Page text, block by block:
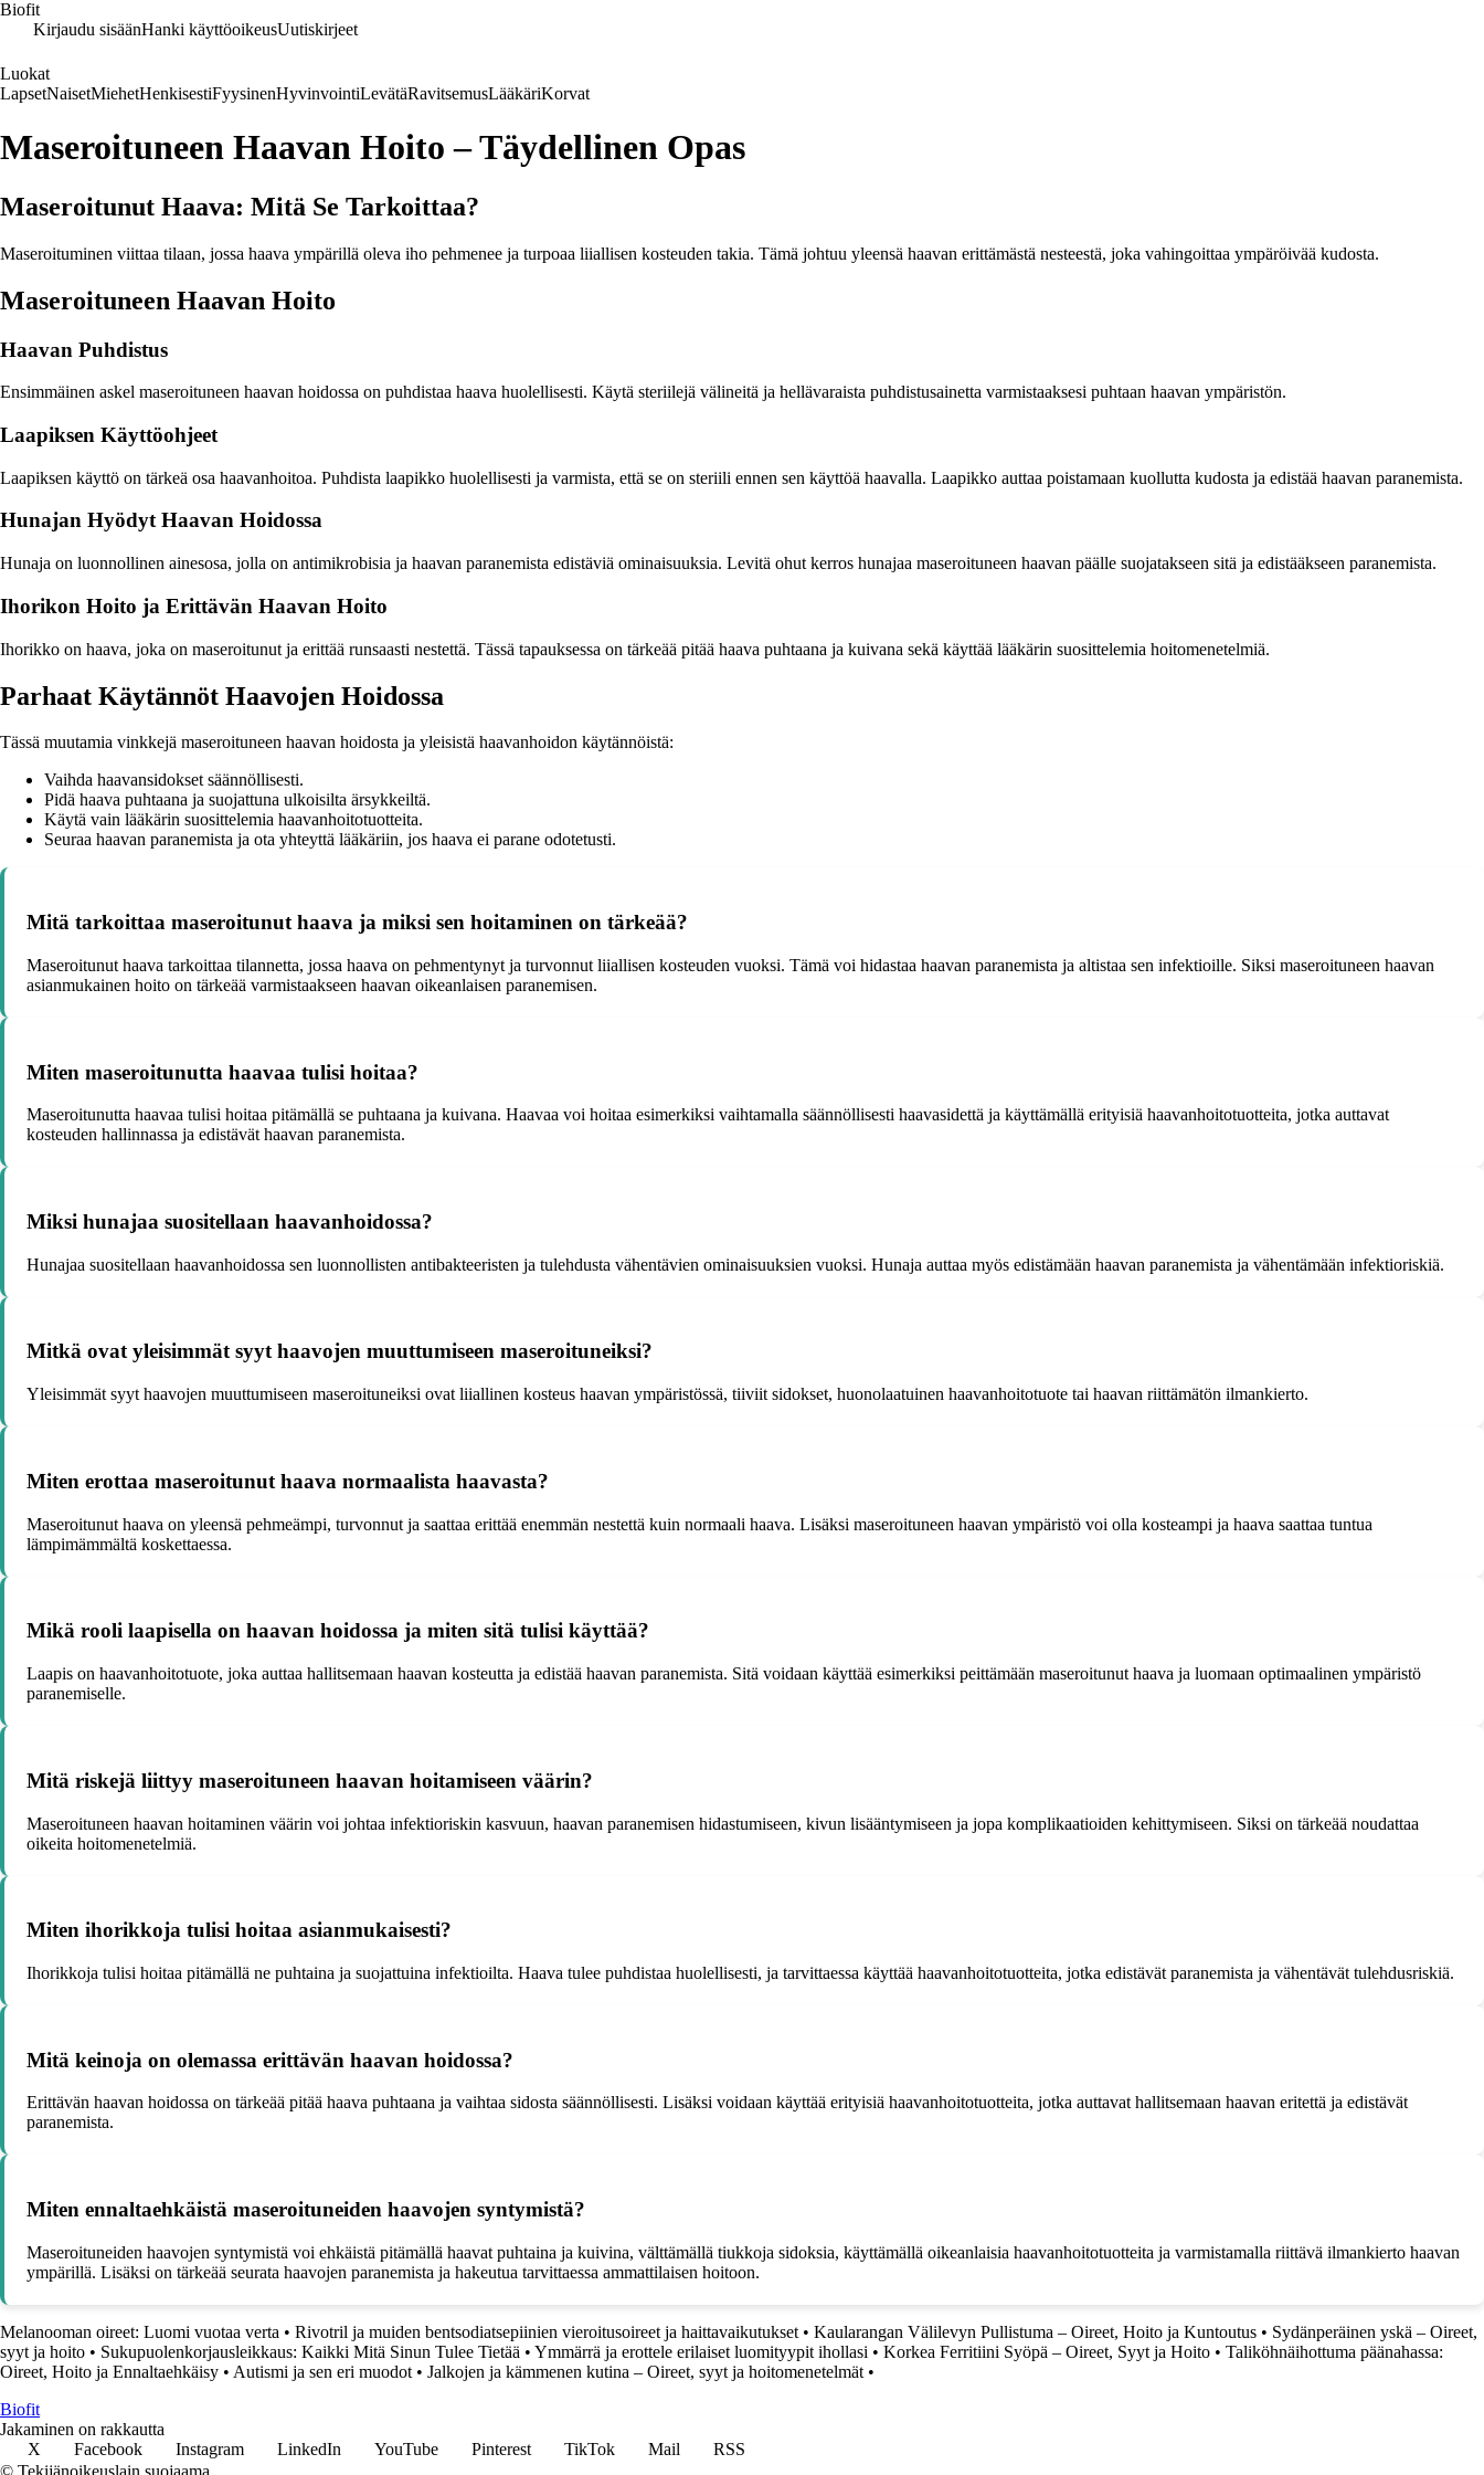
Biofit
Kirjaudu sisäänHanki käyttöoikeusUutiskirjeet
Luokat
LapsetNaisetMiehetHenkisestiFyysinenHyvinvointiLevätäRavitsemusLääkäriKorvat
Maseroituneen Haavan Hoito – Täydellinen Opas
Maseroitunut Haava: Mitä Se Tarkoittaa?
Maseroituminen viittaa tilaan, jossa haava ympärillä oleva iho pehmenee ja turpoaa liiallisen kosteuden takia. Tämä johtuu yleensä haavan erittämästä nesteestä, joka vahingoittaa ympäröivää kudosta.
Maseroituneen Haavan Hoito
Haavan Puhdistus
Ensimmäinen askel maseroituneen haavan hoidossa on puhdistaa haava huolellisesti. Käytä steriilejä välineitä ja hellävaraista puhdistusainetta varmistaaksesi puhtaan haavan ympäristön.
Laapiksen Käyttöohjeet
Laapiksen käyttö on tärkeä osa haavanhoitoa. Puhdista laapikko huolellisesti ja varmista, että se on steriili ennen sen käyttöä haavalla. Laapikko auttaa poistamaan kuollutta kudosta ja edistää haavan paranemista.
Hunajan Hyödyt Haavan Hoidossa
Hunaja on luonnollinen ainesosa, jolla on antimikrobisia ja haavan paranemista edistäviä ominaisuuksia. Levitä ohut kerros hunajaa maseroituneen haavan päälle suojatakseen sitä ja edistääkseen paranemista.
Ihorikon Hoito ja Erittävän Haavan Hoito
Ihorikko on haava, joka on maseroitunut ja erittää runsaasti nestettä. Tässä tapauksessa on tärkeää pitää haava puhtaana ja kuivana sekä käyttää lääkärin suosittelemia hoitomenetelmiä.
Parhaat Käytännöt Haavojen Hoidossa
Tässä muutamia vinkkejä maseroituneen haavan hoidosta ja yleisistä haavanhoidon käytännöistä:
Vaihda haavansidokset säännöllisesti.
Pidä haava puhtaana ja suojattuna ulkoisilta ärsykkeiltä.
Käytä vain lääkärin suosittelemia haavanhoitotuotteita.
Seuraa haavan paranemista ja ota yhteyttä lääkäriin, jos haava ei parane odotetusti.
Mitä tarkoittaa maseroitunut haava ja miksi sen hoitaminen on tärkeää?
Maseroitunut haava tarkoittaa tilannetta, jossa haava on pehmentynyt ja turvonnut liiallisen kosteuden vuoksi. Tämä voi hidastaa haavan paranemista ja altistaa sen infektioille. Siksi maseroituneen haavan
asianmukainen hoito on tärkeää varmistaakseen haavan oikeanlaisen paranemisen.
Miten maseroitunutta haavaa tulisi hoitaa?
Maseroitunutta haavaa tulisi hoitaa pitämällä se puhtaana ja kuivana. Haavaa voi hoitaa esimerkiksi vaihtamalla säännöllisesti haavasidettä ja käyttämällä erityisiä haavanhoitotuotteita, jotka auttavat
kosteuden hallinnassa ja edistävät haavan paranemista.
Miksi hunajaa suositellaan haavanhoidossa?
Hunajaa suositellaan haavanhoidossa sen luonnollisten antibakteeristen ja tulehdusta vähentävien ominaisuuksien vuoksi. Hunaja auttaa myös edistämään haavan paranemista ja vähentämään infektioriskiä.
Mitkä ovat yleisimmät syyt haavojen muuttumiseen maseroituneiksi?
Yleisimmät syyt haavojen muuttumiseen maseroituneiksi ovat liiallinen kosteus haavan ympäristössä, tiiviit sidokset, huonolaatuinen haavanhoitotuote tai haavan riittämätön ilmankierto.
Miten erottaa maseroitunut haava normaalista haavasta?
Maseroitunut haava on yleensä pehmeämpi, turvonnut ja saattaa erittää enemmän nestettä kuin normaali haava. Lisäksi maseroituneen haavan ympäristö voi olla kosteampi ja haava saattaa tuntua
lämpimämmältä koskettaessa.
Mikä rooli laapisella on haavan hoidossa ja miten sitä tulisi käyttää?
Laapis on haavanhoitotuote, joka auttaa hallitsemaan haavan kosteutta ja edistää haavan paranemista. Sitä voidaan käyttää esimerkiksi peittämään maseroitunut haava ja luomaan optimaalinen ympäristö
paranemiselle.
Mitä riskejä liittyy maseroituneen haavan hoitamiseen väärin?
Maseroituneen haavan hoitaminen väärin voi johtaa infektioriskin kasvuun, haavan paranemisen hidastumiseen, kivun lisääntymiseen ja jopa komplikaatioiden kehittymiseen. Siksi on tärkeää noudattaa
oikeita hoitomenetelmiä.
Miten ihorikkoja tulisi hoitaa asianmukaisesti?
Ihorikkoja tulisi hoitaa pitämällä ne puhtaina ja suojattuina infektioilta. Haava tulee puhdistaa huolellisesti, ja tarvittaessa käyttää haavanhoitotuotteita, jotka edistävät paranemista ja vähentävät tulehdusriskiä.
Mitä keinoja on olemassa erittävän haavan hoidossa?
Erittävän haavan hoidossa on tärkeää pitää haava puhtaana ja vaihtaa sidosta säännöllisesti. Lisäksi voidaan käyttää erityisiä haavanhoitotuotteita, jotka auttavat hallitsemaan haavan eritettä ja edistävät
paranemista.
Miten ennaltaehkäistä maseroituneiden haavojen syntymistä?
Maseroituneiden haavojen syntymistä voi ehkäistä pitämällä haavat puhtaina ja kuivina, välttämällä tiukkoja sidoksia, käyttämällä oikeanlaisia haavanhoitotuotteita ja varmistamalla riittävä ilmankierto haavan
ympärillä. Lisäksi on tärkeää seurata haavojen paranemista ja hakeutua tarvittaessa ammattilaisen hoitoon.
Melanooman oireet: Luomi vuotaa verta • Rivotril ja muiden bentsodiatsepiinien vieroitusoireet ja haittavaikutukset • Kaularangan Välilevyn Pullistuma – Oireet, Hoito ja Kuntoutus • Sydänperäinen yskä – Oireet,
syyt ja hoito • Sukupuolenkorjausleikkaus: Kaikki Mitä Sinun Tulee Tietää • Ymmärrä ja erottele erilaiset luomityypit ihollasi • Korkea Ferritiini Syöpä – Oireet, Syyt ja Hoito • Taliköhnäihottuma päänahassa:
Oireet, Hoito ja Ennaltaehkäisy • Autismi ja sen eri muodot • Jalkojen ja kämmenen kutina – Oireet, syyt ja hoitomenetelmät •
Biofit
Jakaminen on rakkautta
X
Facebook Instagram LinkedIn YouTube Pinterest TikTok Mail
RSS
© Tekijänoikeuslain suojaama.